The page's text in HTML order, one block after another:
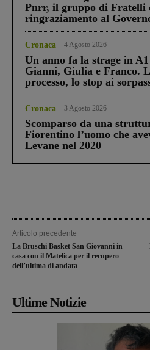
Pnrr, il gruppo di Fratelli
ringraziamento al
Cronaca 4 Agosto 2026
Un anno fa la strage in
Gianni, Giulia e Franco.
processo, lo stop ai
Cronaca 3 Agosto 2026
Scomparso da una
Fiorentino l’uomo che
Levane nel 2020
Articolo precedente
La Bruschi Basket San Giovanni in
casa con il Matelica per il recupero
dell’ultima di andata
Ultime Notizie